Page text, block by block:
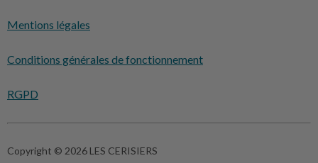
Mentions légales
Conditions générales de fonctionnement
RGPD
Copyright © 2026 LES CERISIERS